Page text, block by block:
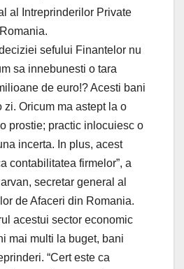
al Intreprinderilor Private
sefului Finantelor nu
sa innebunesti o tara
de euro!? Acesti bani
zi. Oricum ma astept la o
prostie; practic inlocuiesc o
incerta. In plus, acest
contabilitatea firmelor”, a
secretar general al
de Afaceri din Romania.
acestui sector economic
mai multi la buget, bani
“Cert este ca